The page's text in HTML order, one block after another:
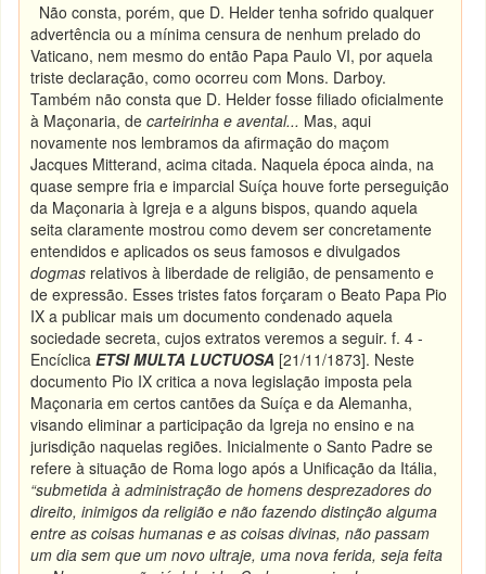
Não consta, porém, que D. Helder tenha sofrido qualquer
advertência ou a mínima censura de nenhum prelado do
Vaticano, nem mesmo do então Papa Paulo VI, por aquela
triste declaração, como ocorreu com Mons. Darboy.
Também não consta que D. Helder fosse filiado oficialmente
à Maçonaria, decarteirinha e avental... Mas, aqui
novamente nos lembramos da afirmação do maçom
Jacques Mitterand, acima citada. Naquela época ainda, na
quase sempre fria e imparcial Suíça houve forte perseguição
da Maçonaria à Igreja e a alguns bispos, quando aquela
seita claramente mostrou como devem ser concretamente
entendidos e aplicados os seus famosos e divulgados
dogmas relativos à liberdade de religião, de pensamento e
de expressão. Esses tristes fatos forçaram o Beato Papa Pio
IX a publicar mais um documento condenado aquela
sociedade secreta, cujos extratos veremos a seguir. f. 4 -
EncíclicaETSI MULTA LUCTUOSA [21/11/1873]. Neste
documento Pio IX critica a nova legislação imposta pela
Maçonaria em certos cantões da Suíça e da Alemanha,
visando eliminar a participação da Igreja no ensino e na
jurisdição naquelas regiões. Inicialmente o Santo Padre se
refere à situação de Roma logo após a Unificação da Itália,
“submetida à administração de homens desprezadores do
direito, inimigos da religião e não fazendo distinção alguma
entre as coisas humanas e as coisas divinas, não passam
um dia sem que um novo ultraje, uma nova ferida, seja feita